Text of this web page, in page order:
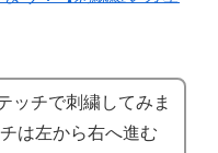
ッチで刺繍してみま
は左から右へ進む